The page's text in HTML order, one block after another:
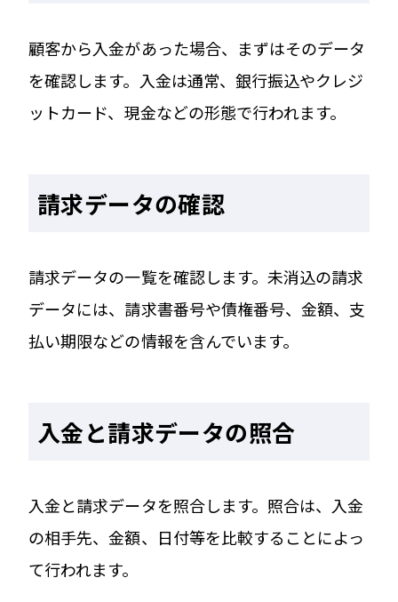
顧客から入金があった場合、まずはそのデータ
を確認します。入金は通常、銀行振込やクレジ
ットカード、現金などの形態で行われます。
請求データの確認
請求データの一覧を確認します。未消込の請求
データには、請求書番号や債権番号、金額、支
払い期限などの情報を含んでいます。
入金と請求データの照合
入金と請求データを照合します。照合は、入金
の相手先、金額、日付等を比較することによっ
て行われます。